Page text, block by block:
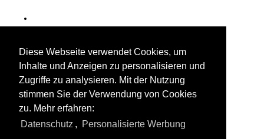
Diese Webseite verwendet Cookies, um
Inhalte und Anzeigen zu personalisieren und
Zugriffe zu analysieren. Mit der Nutzung
stimmen Sie der Verwendung von Cookies
zu. Mehr erfahren:
Datenschutz , Personalisierte Werbung